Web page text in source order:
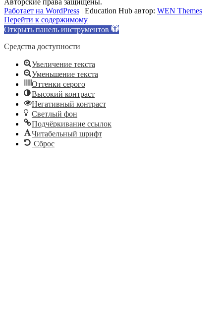
Авторские права защищены.
Работает на WordPress | Education Hub автор: WEN Themes
Перейти к содержимому
Открыть панель инструментов
Средства доступности
Увеличение текста
Уменьшение текста
Оттенки серого
Высокий контраст
Негативный контраст
Светлый фон
Подчёркивание ссылок
Читабельный шрифт
Сброс